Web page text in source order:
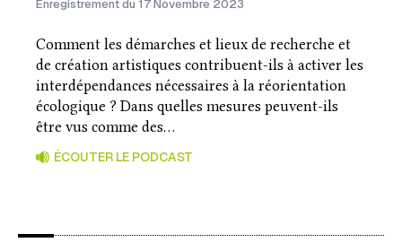
Enregistrement du 17 Novembre 2023
Comment les démarches et lieux de recherche et
de création artistiques contribuent-ils à activer les
interdépendances nécessaires à la réorientation
écologique ? Dans quelles mesures peuvent-ils
être vus comme des…
ÉCOUTER LE PODCAST